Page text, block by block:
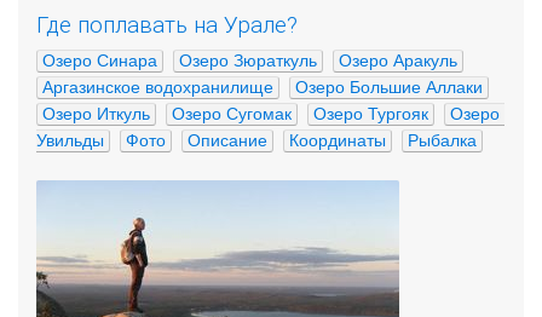
Где поплавать на Урале?
Озеро Синара Озеро Зюраткуль
Озеро Аракуль
Аргазинское водохранилище
Озеро Большие Аллаки
Озеро Иткуль
Озеро Сугомак Озеро Тургояк
Озеро
Увильды
Фото Описание Координаты Рыбалка